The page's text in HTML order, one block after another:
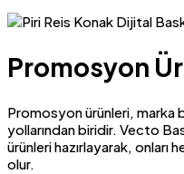
Promosyon
Promosyon ürünleri, marka
yollarından biridir. Vecto
ürünleri hazırlayarak, onları
olur.